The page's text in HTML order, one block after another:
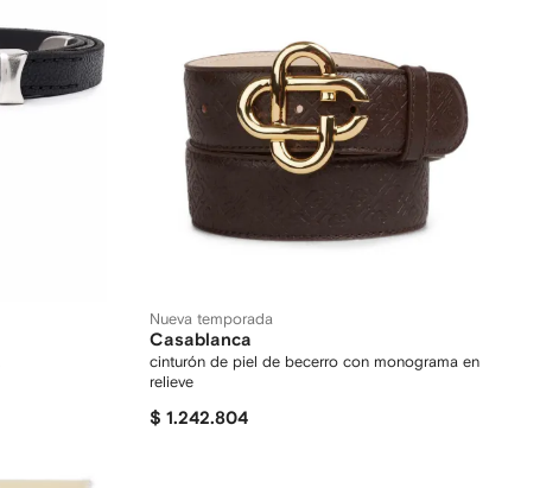
Nueva temporada
Casablanca
cinturón de piel de becerro con monograma en
relieve
$ 1.242.804